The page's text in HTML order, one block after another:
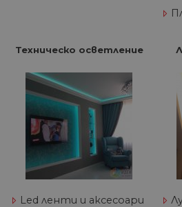
Техническо осветление
Led ленти и аксесоари